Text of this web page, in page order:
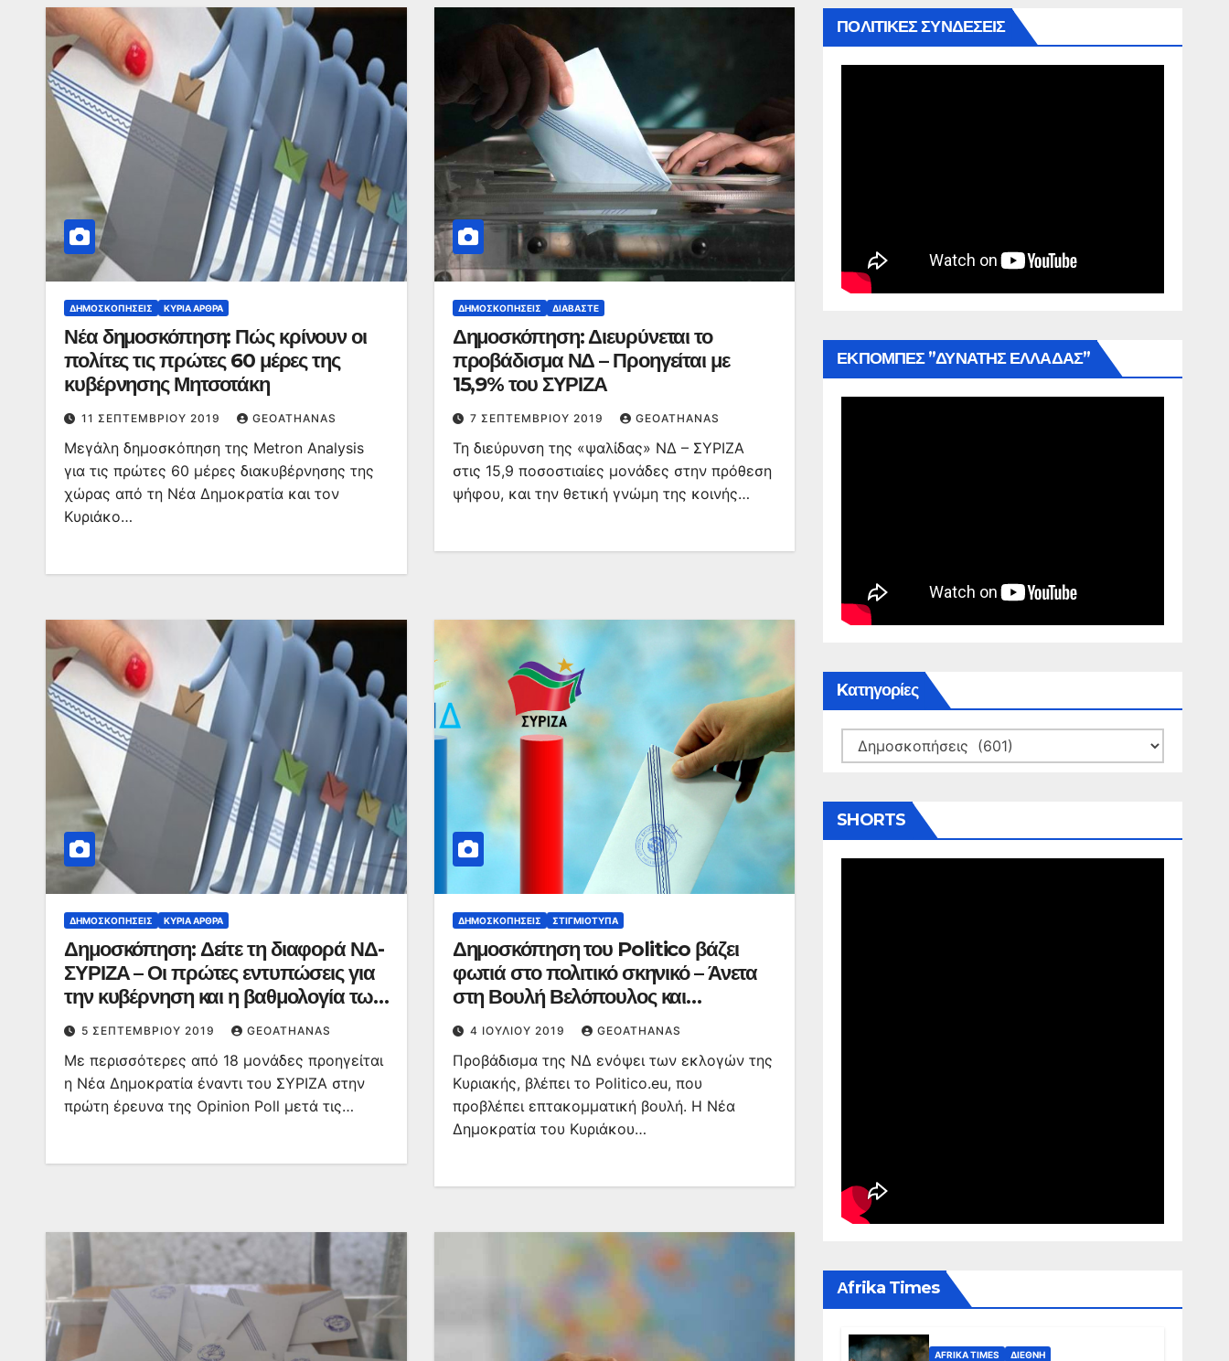
ΔΗΜΟΣΚΟΠΉΣΕΙΣ ΚΥΡΙΑ ΑΡΘΡΑ
Νέα δημοσκόπηση: Πώς κρίνουν οι
πολίτες τις πρώτες 60 μέρες της
κυβέρνησης Μητσοτάκη
11 ΣΕΠΤΕΜΒΡΊΟΥ 2019 GEOATHANAS
Μεγάλη δημοσκόπηση της Metron Analysis
για τις πρώτες 60 μέρες διακυβέρνησης της
χώρας από τη Νέα Δημοκρατία και τον
Κυριάκο…
ΔΗΜΟΣΚΟΠΉΣΕΙΣ ΔΙΑΒΆΣΤΕ
Δημοσκόπηση: Διευρύνεται το
προβάδισμα ΝΔ – Προηγείται με
15,9% του ΣΥΡΙΖΑ
7 ΣΕΠΤΕΜΒΡΊΟΥ 2019 GEOATHANAS
Τη διεύρυνση της «ψαλίδας» ΝΔ – ΣΥΡΙΖΑ
στις 15,9 ποσοστιαίες μονάδες στην πρόθεση
ψήφου, και την θετική γνώμη της κοινής…
ΔΗΜΟΣΚΟΠΉΣΕΙΣ ΚΥΡΙΑ ΑΡΘΡΑ
Δημοσκόπηση: Δείτε τη διαφορά ΝΔ-
ΣΥΡΙΖΑ – Οι πρώτες εντυπώσεις για
την κυβέρνηση και η βαθμολογία των
υπουργών
5 ΣΕΠΤΕΜΒΡΊΟΥ 2019 GEOATHANAS
Με περισσότερες από 18 μονάδες προηγείται
η Νέα Δημοκρατία έναντι του ΣΥΡΙΖΑ στην
πρώτη έρευνα της Opinion Poll μετά τις…
ΔΗΜΟΣΚΟΠΉΣΕΙΣ ΣΤΙΓΜΙΌΤΥΠΑ
Δημοσκόπηση του Politico βάζει
φωτιά στο πολιτικό σκηνικό – Άνετα
στη Βουλή Βελόπουλος και
Βαρουφάκης
4 ΙΟΥΛΊΟΥ 2019 GEOATHANAS
Προβάδισμα της ΝΔ ενόψει των εκλογών της
Κυριακής, βλέπει το Politico.eu, που
προβλέπει επτακομματική βουλή. H Nέα
Δημοκρατία του Κυριάκου…
ΠΟΛΙΤΙΚΕΣ ΣΥΝΔΕΣΕΙΣ
ΕΚΠΟΜΠΕΣ ”ΔΥΝΑΤΗΣ ΕΛΛΑΔΑΣ”
Kατηγορίες
Kατηγορίες
SHORTS
Αfrika Times
AFRIKA TIMES ΔΙΕΘΝΉ